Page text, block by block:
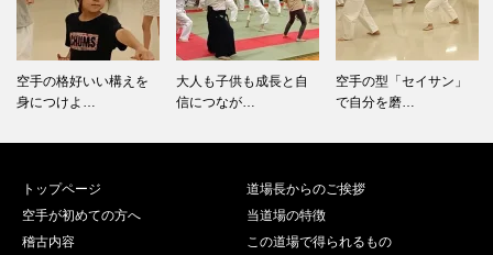
空手の格好いい構えを
身につけよ…
大人も子供も成長と自
信につなが…
空手の型「セイサン」
で自分を磨…
トップページ
道場長からのご挨拶
空手が初めての方へ
当道場の特徴
稽古内容
この道場で得られるもの